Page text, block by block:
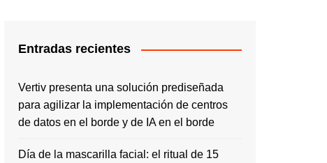
Entradas recientes
Vertiv presenta una solución prediseñada
para agilizar la implementación de centros
de datos en el borde y de IA en el borde
Día de la mascarilla facial: el ritual de 15